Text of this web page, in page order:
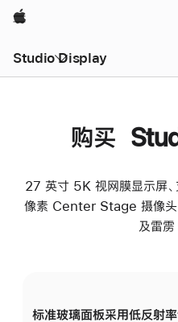
Apple
Studio Display
购买
27 英寸 5K 视网膜显示屏
像素 Center Stage 摄像头
及雷雳
标准玻璃面板采用低反射